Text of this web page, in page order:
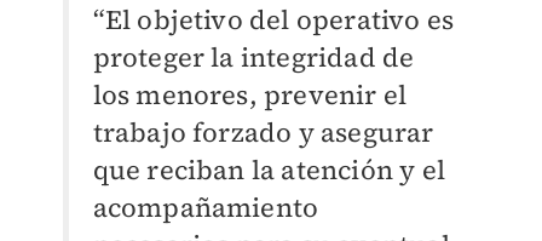
“El objetivo del operativo es
proteger la integridad de
los menores, prevenir el
trabajo forzado y asegurar
que reciban la atención y el
acompañamiento